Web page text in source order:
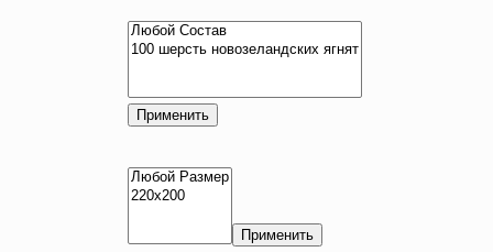
Применить
Применить